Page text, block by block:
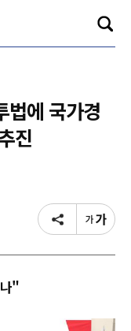
법에 국가경
진
"